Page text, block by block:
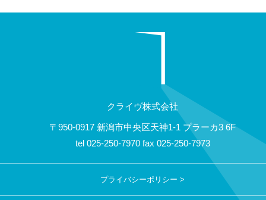
クライヴ株式会社
〒950-0917 新潟市中央区天神1-1 プラーカ3 6F
tel 025-250-7970fax 025-250-7973
プライバシーポリシー